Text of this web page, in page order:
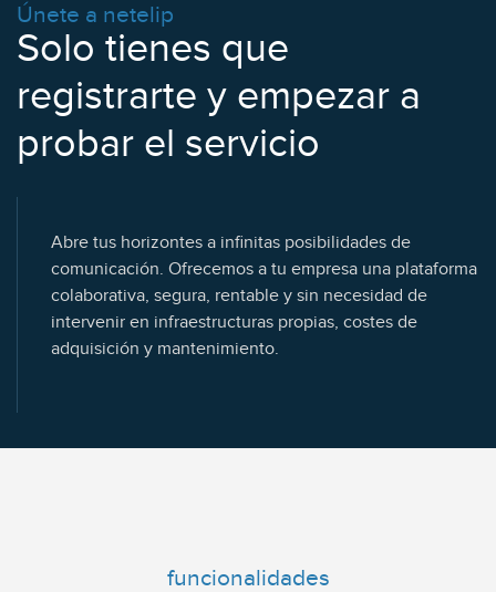
Únete a netelip
Solo tienes que
registrarte y empezar a
probar el servicio
Abre tus horizontes a infinitas posibilidades de
comunicación. Ofrecemos a tu empresa una plataforma
colaborativa, segura, rentable y sin necesidad de
intervenir en infraestructuras propias, costes de
adquisición y mantenimiento.
funcionalidades